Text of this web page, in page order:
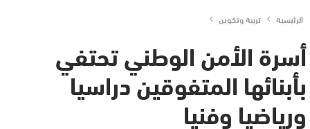
الرئيسية تربية وتكوين
أسرة الأمن الوطني تحتفي
بأبنائها المتفوقين دراسيا
ورياضيا وفنيا